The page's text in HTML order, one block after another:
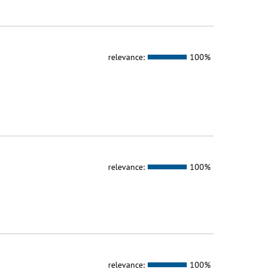
relevance: 100%
relevance: 100%
relevance: 100%